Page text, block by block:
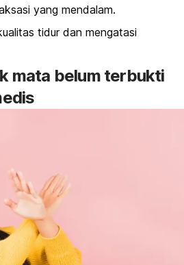
yang mendalam.
tidur dan mengatasi
mata belum terbukti